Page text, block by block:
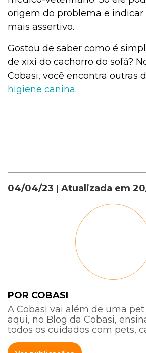
origem do problema e
mais assertivo.
Gostou de saber como é
de xixi do cachorro do sofá?
Cobasi, você encontra outras
higiene canina.
04/04/23 | Atualizada em
POR COBASI
A Cobasi vai além de uma
aqui, no Blog da Cobasi,
todos os cuidados com pets,